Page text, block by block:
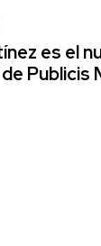
es el
Publicis